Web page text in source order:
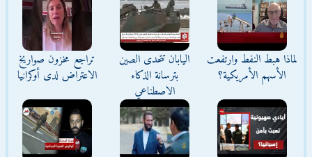
لماذا هبط النفط وارتفعت
الأسهم الأمريكية؟
اليابان تتحدى الصين
بترسانة الذكاء
الاصطناعي
تراجع مخزون صواريخ
الاعتراض لدى أوكرانيا